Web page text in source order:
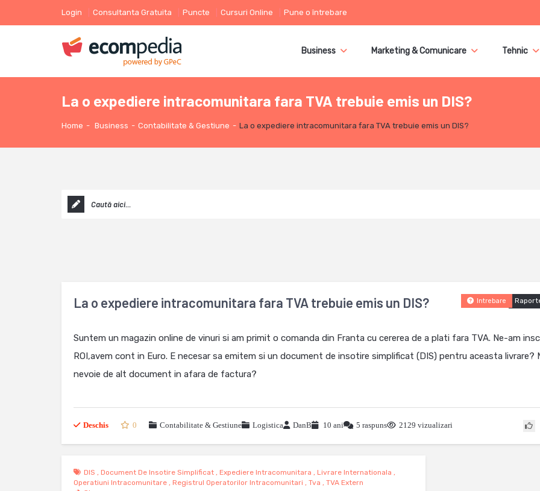
Login Consultanta Gratuita Puncte Cursuri Online Pune o întrebare
Business Marketing & Comunicare Tehnic
La o expediere intracomunitara fara TVA trebuie emis un DIS?
Home - Business - Contabilitate & Gestiune - La o expediere intracomunitara fara TVA trebuie emis un DIS?
La o expediere intracomunitara fara TVA trebuie emis un DIS? Intrebare
Suntem un magazin online de vinuri si am primit o comanda din Franta cu cererea de a plati fara TVA. Ne-am
ROI,avem cont in Euro. E necesar sa emitem si un document de insotire simplificat (DIS) pentru aceasta livrare?
nevoie de alt document in afara de factura?
Deschis 0 Contabilitate & Gestiune Logistica DanB 10 ani 5 raspuns 2129 vizualizari
DIS , Document De Insotire Simplificat , Expediere Intracomunitara , Livrare Internationala ,
Operatiuni Intracomunitare , Registrul Operatorilor Intracomunitari , Tva , TVA Extern